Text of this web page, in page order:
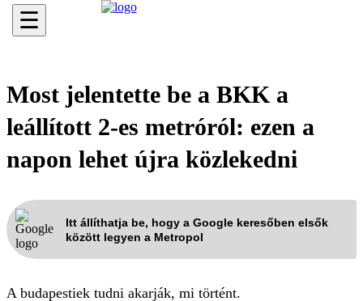
☰
Most jelentette be a BKK a
leállított 2-es metróról: ezen a
napon lehet újra közlekedni
Itt állíthatja be, hogy a Google keresőben elsők
között legyen a Metropol
A budapestiek tudni akarják, mi történt.